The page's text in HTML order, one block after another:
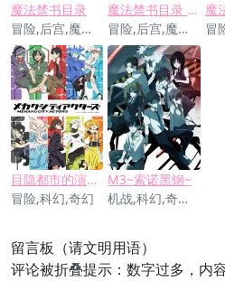
魔法禁书目录
冒险,后宫,魔法,奇幻,科幻
魔法禁书目录 第二季
冒险,后宫,魔法,奇幻,科幻
目隐都市的演绎者
冒险,科幻,奇幻
M3~索诺黑钢~
机战,科幻,奇幻,悬疑
留言板（请文明用语）
评论被折叠提示：数字过多，内